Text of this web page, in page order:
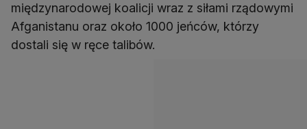
międzynarodowej koalicji wraz z siłami rządowymi
Afganistanu oraz około 1000 jeńców, którzy
dostali się w ręce talibów.